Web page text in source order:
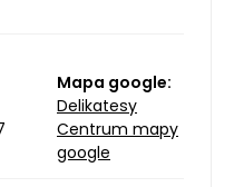
Mapa google:
Delikatesy
Centrum mapy
google